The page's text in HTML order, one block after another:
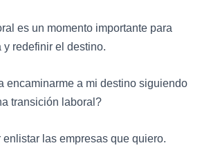
es un momento importante para
y redefinir el destino.
encaminarme a mi destino siguiendo
transición laboral?
las empresas que quiero.